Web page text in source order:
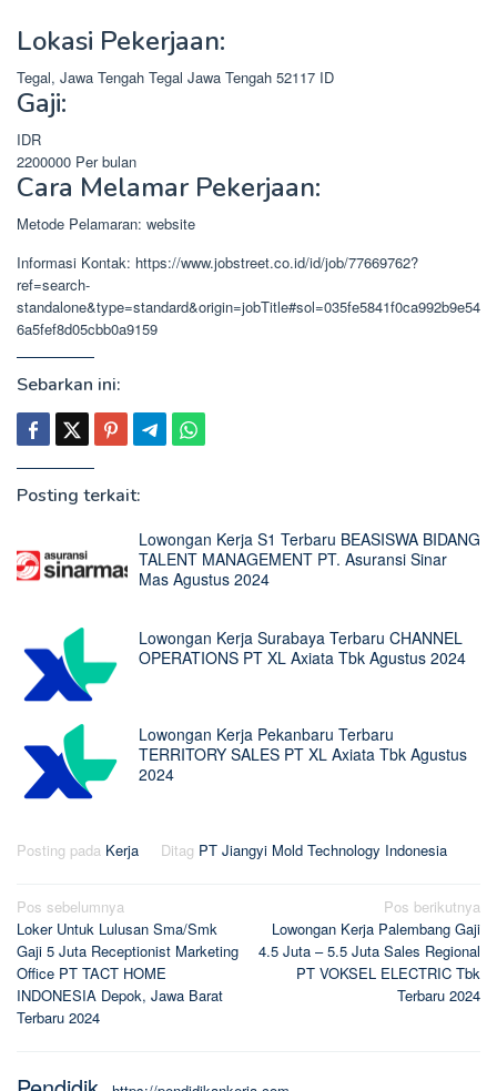
Lokasi Pekerjaan:
Tegal, Jawa Tengah Tegal Jawa Tengah 52117 ID
Gaji:
IDR
2200000 Per bulan
Cara Melamar Pekerjaan:
Metode Pelamaran: website
Informasi Kontak: https://www.jobstreet.co.id/id/job/77669762?
ref=search-
standalone&type=standard&origin=jobTitle#sol=035fe5841f0ca992b9e54
6a5fef8d05cbb0a9159
Sebarkan ini:
Posting terkait:
Lowongan Kerja S1 Terbaru BEASISWA BIDANG
TALENT MANAGEMENT PT. Asuransi Sinar
Mas Agustus 2024
Lowongan Kerja Surabaya Terbaru CHANNEL
OPERATIONS PT XL Axiata Tbk Agustus 2024
Lowongan Kerja Pekanbaru Terbaru
TERRITORY SALES PT XL Axiata Tbk Agustus
2024
Posting pada Kerja Ditag PT Jiangyi Mold Technology Indonesia
Navigasi
pos
Pos sebelumnya
Loker Untuk Lulusan Sma/Smk
Gaji 5 Juta Receptionist Marketing
Office PT TACT HOME
INDONESIA Depok, Jawa Barat
Terbaru 2024
Pos berikutnya
Lowongan Kerja Palembang Gaji
4.5 Juta – 5.5 Juta Sales Regional
PT VOKSEL ELECTRIC Tbk
Terbaru 2024